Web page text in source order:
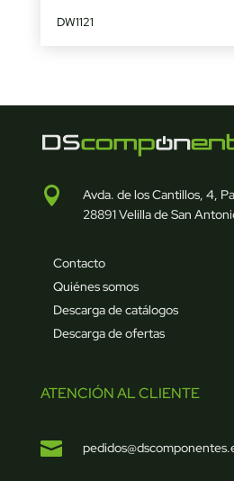
DW1121

Avda. de los Cantillos, 4,
28891 Velilla de San
Contacto
Quiénes somos
Descarga de catálogos
Descarga de ofertas
ATENCIÓN AL CLIENTE
